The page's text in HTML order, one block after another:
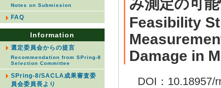
Notes on Submission
FAQ
Information
選定委員会からの提言
Recommendation from SPring-8
Selection Committee
SPring-8/SACLA成果審査委
員会委員長より
み測定の可
Feasibility
Damage in
DOI：10.18957/